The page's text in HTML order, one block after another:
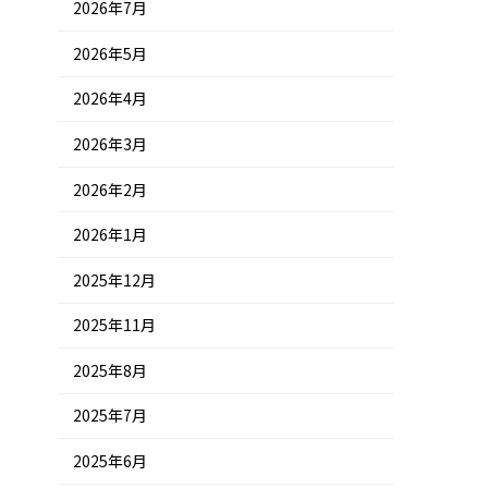
2026年7月
2026年5月
2026年4月
2026年3月
2026年2月
2026年1月
2025年12月
2025年11月
2025年8月
2025年7月
2025年6月